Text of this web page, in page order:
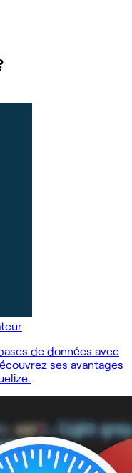
de données avec
ses avantages